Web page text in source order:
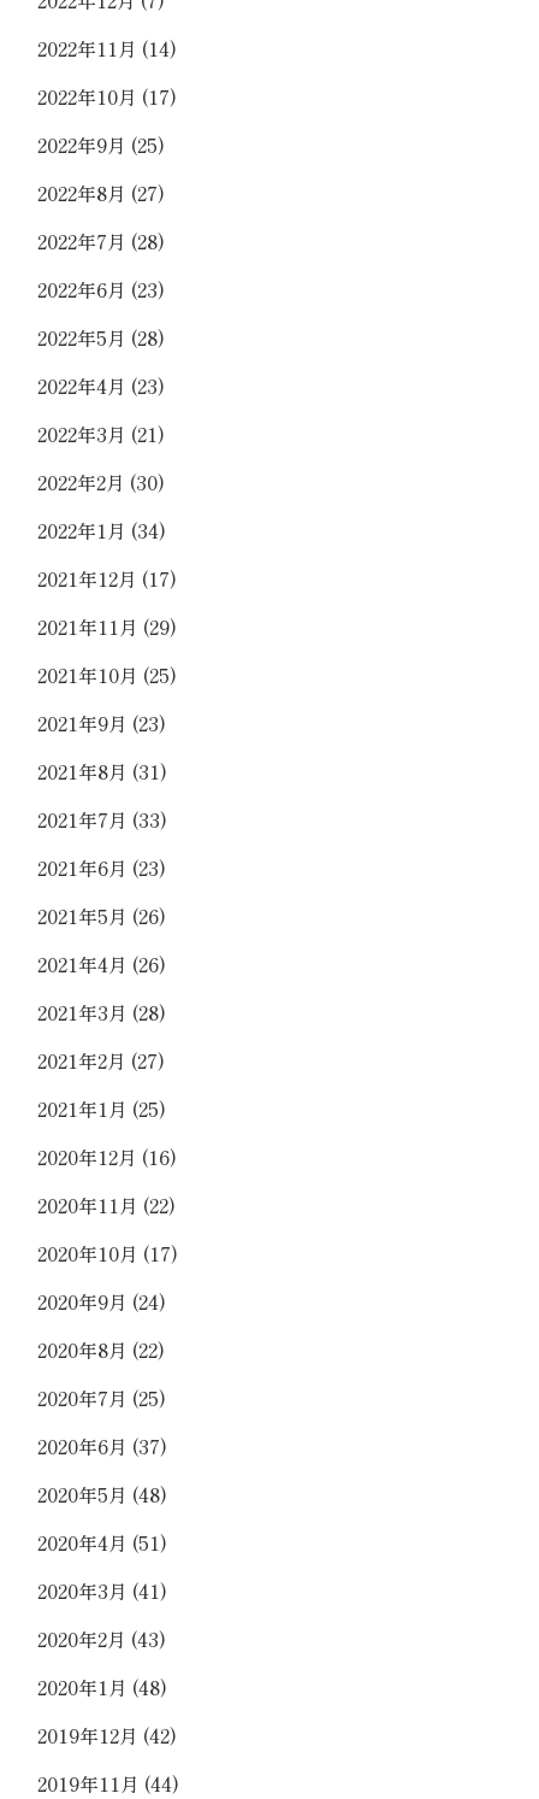
2022年11月 (14)
2022年10月 (17)
2022年9月 (25)
2022年8月 (27)
2022年7月 (28)
2022年6月 (23)
2022年5月 (28)
2022年4月 (23)
2022年3月 (21)
2022年2月 (30)
2022年1月 (34)
2021年12月 (17)
2021年11月 (29)
2021年10月 (25)
2021年9月 (23)
2021年8月 (31)
2021年7月 (33)
2021年6月 (23)
2021年5月 (26)
2021年4月 (26)
2021年3月 (28)
2021年2月 (27)
2021年1月 (25)
2020年12月 (16)
2020年11月 (22)
2020年10月 (17)
2020年9月 (24)
2020年8月 (22)
2020年7月 (25)
2020年6月 (37)
2020年5月 (48)
2020年4月 (51)
2020年3月 (41)
2020年2月 (43)
2020年1月 (48)
2019年12月 (42)
2019年11月 (44)